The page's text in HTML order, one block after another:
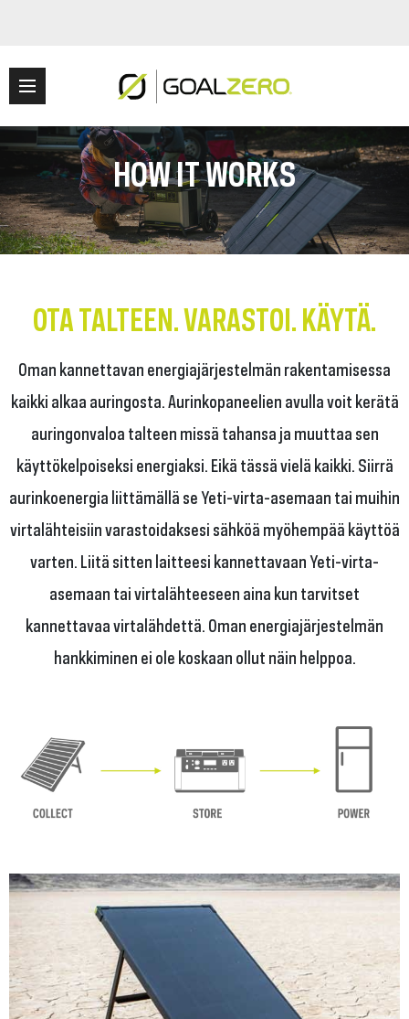
HOW IT WORKS
OTA TALTEEN. VARASTOI. KÄYTÄ.
Oman kannettavan energiajärjestelmän rakentamisessa
kaikki alkaa auringosta. Aurinkopaneelien avulla voit kerätä
auringonvaloa talteen missä tahansa ja muuttaa sen
käyttökelpoiseksi energiaksi. Eikä tässä vielä kaikki. Siirrä
aurinkoenergia liittämällä se Yeti-virta-asemaan tai muihin
virtalähteisiin varastoidaksesi sähköä myöhempää käyttöä
varten. Liitä sitten laitteesi kannettavaan Yeti-virta-
asemaan tai virtalähteeseen aina kun tarvitset
kannettavaa virtalähdettä. Oman energiajärjestelmän
hankkiminen ei ole koskaan ollut näin helppoa.